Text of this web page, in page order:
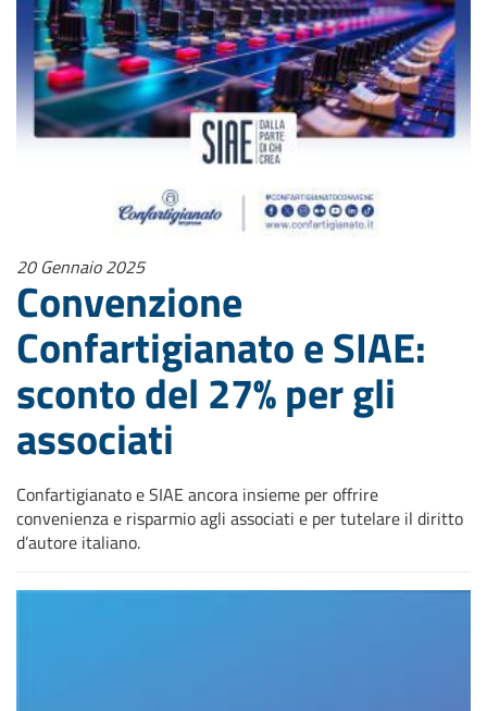
20 Gennaio 2025
Convenzione
Confartigianato e SIAE:
sconto del 27% per gli
associati
Confartigianato e SIAE ancora insieme per offrire
convenienza e risparmio agli associati e per tutelare il diritto
d’autore italiano.